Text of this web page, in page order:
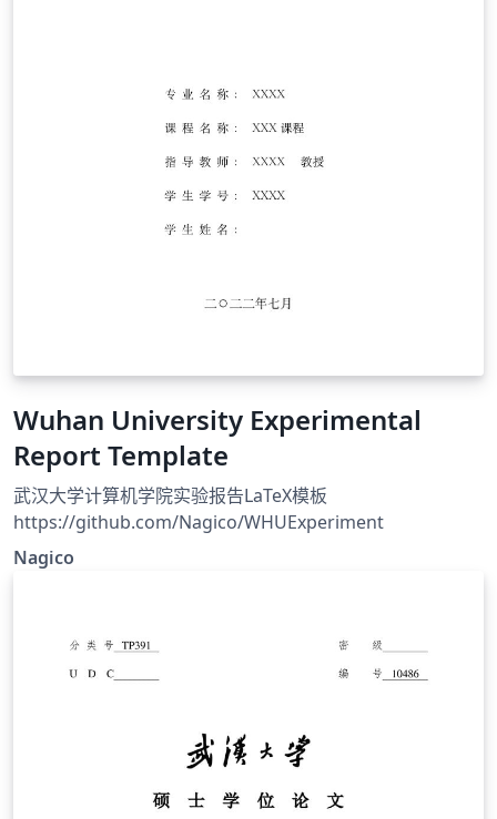
Wuhan University Experimental
Report Template
武汉大学计算机学院实验报告LaTeX模板
https://github.com/Nagico/WHUExperiment
Nagico